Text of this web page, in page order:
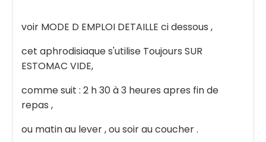
voir MODE D EMPLOI DETAILLE ci dessous ,
cet aphrodisiaque s'utilise Toujours SUR
ESTOMAC VIDE,
comme suit : 2 h 30 à 3 heures apres fin de
repas ,
ou matin au lever , ou soir au coucher .